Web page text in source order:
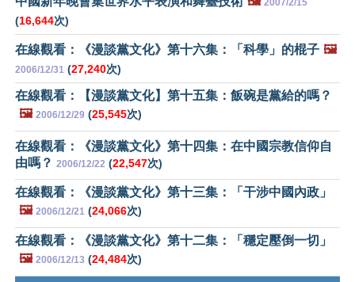
2007/2/15
(16,644次)
在線觀看：《漫談黨文化》第十六集：「科學」的棍子 🖼️
2006/12/31 (27,240次)
在線觀看：【漫談黨文化】第十五集：飯碗是黨給的嗎？
🖼️ 2006/12/29 (25,545次)
在線觀看：《漫談黨文化》第十四集：在中國宗教信仰自
由嗎？ 2006/12/22 (22,547次)
在線觀看：《漫談黨文化》第十三集：「干涉中國內政」
🖼️ 2006/12/21 (24,066次)
在線觀看：《漫談黨文化》第十二集：「穩定壓倒一切」
🖼️ 2006/12/13 (24,484次)